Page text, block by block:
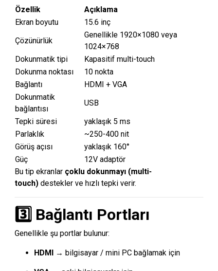
Özellik
Açıklama
Ekran boyutu
15.6 inç
Çözünürlük
Genellikle 1920×1080 veya
1024×768
Dokunmatik tipi
Kapasitif multi-touch
Dokunma noktası
10 nokta
Bağlantı
HDMI + VGA
Dokunmatik
bağlantısı
USB
Tepki süresi
yaklaşık 5 ms
Parlaklık
~250-400 nit
Görüş açısı
yaklaşık 160°
Güç
12V adaptör
Bu tip ekranlar çoklu dokunmayı (multi-
touch) destekler ve hızlı tepki verir.
3️⃣ Bağlantı Portları
Genellikle şu portlar bulunur:
HDMI → bilgisayar / mini PC bağlamak için